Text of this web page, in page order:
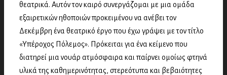
θεατρικά. Αυτόν τον καιρό συνεργάζομαι με μια ομάδα
εξαιρετικών ηθοποιών προκειμένου να ανέβει τον
Δεκέμβρη ένα θεατρικό έργο που έχω γράψει με τον τίτλο
«Υπέροχος Πόλεμος». Πρόκειται για ένα κείμενο που
διατηρεί μια νουάρ ατμόσφαιρα και παίρνει ομοίως φτηνά
υλικά της καθημερινότητας, στερεότυπα και βεβαιότητες